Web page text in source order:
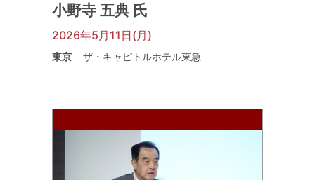
小野寺 五典 氏
2026年5月11日(月)
東京 ザ・キャピトルホテル東急